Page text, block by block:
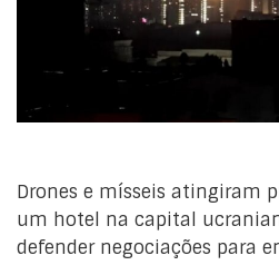
Drones e mísseis atingiram
um hotel na capital
defender negociações para